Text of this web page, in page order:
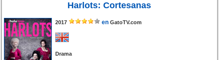
Harlots: Cortesanas
2017 en GatoTV.com
Drama